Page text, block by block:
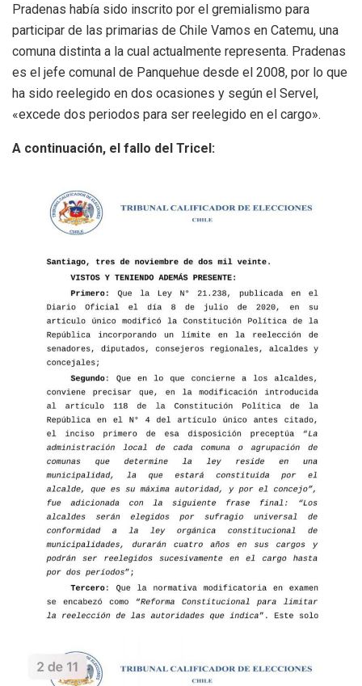
Pradenas había sido inscrito por el gremialismo para
participar de las primarias de Chile Vamos en Catemu, una
comuna distinta a la cual actualmente representa. Pradenas
es el jefe comunal de Panquehue desde el 2008, por lo que
ha sido reelegido en dos ocasiones y según el Servel,
«excede dos periodos para ser reelegido en el cargo».
A continuación, el fallo del Tricel: